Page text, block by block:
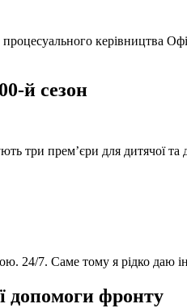
керівництва
й сезон
три прем’єри для дитячої та
24/7. Саме тому я рідко даю
допомоги фронту